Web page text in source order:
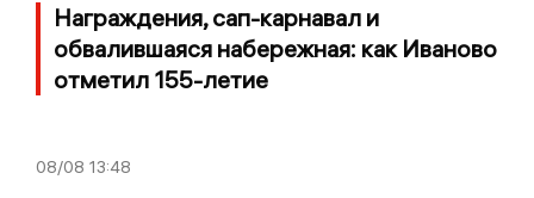
Награждения, сап-карнавал и
обвалившаяся набережная: как Иваново
отметил 155-летие
08/08 13:48